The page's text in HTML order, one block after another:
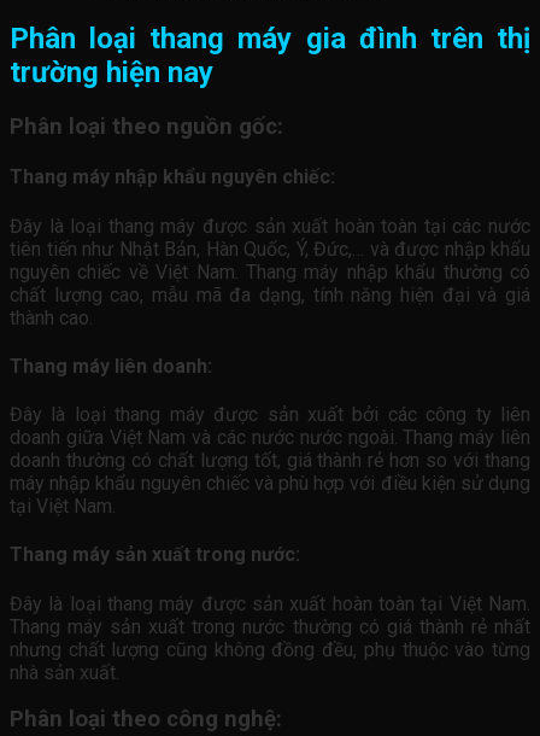
Phân loại thang máy gia đình trên thị
trường hiện nay
Phân loại theo nguồn gốc:
Thang máy nhập khẩu nguyên chiếc:
Đây là loại thang máy được sản xuất hoàn toàn tại các nước
tiên tiến như Nhật Bản, Hàn Quốc, Ý, Đức,… và được nhập khẩu
nguyên chiếc về Việt Nam. Thang máy nhập khẩu thường có
chất lượng cao, mẫu mã đa dạng, tính năng hiện đại và giá
thành cao.
Thang máy liên doanh:
Đây là loại thang máy được sản xuất bởi các công ty liên
doanh giữa Việt Nam và các nước nước ngoài. Thang máy liên
doanh thường có chất lượng tốt, giá thành rẻ hơn so với thang
máy nhập khẩu nguyên chiếc và phù hợp với điều kiện sử dụng
tại Việt Nam.
Thang máy sản xuất trong nước:
Đây là loại thang máy được sản xuất hoàn toàn tại Việt Nam.
Thang máy sản xuất trong nước thường có giá thành rẻ nhất
nhưng chất lượng cũng không đồng đều, phụ thuộc vào từng
nhà sản xuất.
Phân loại theo công nghệ: